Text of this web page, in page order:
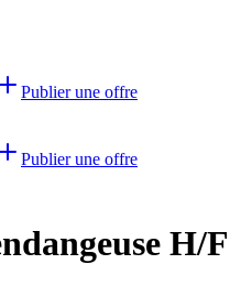
Publier une offre
Publier une offre
H/F